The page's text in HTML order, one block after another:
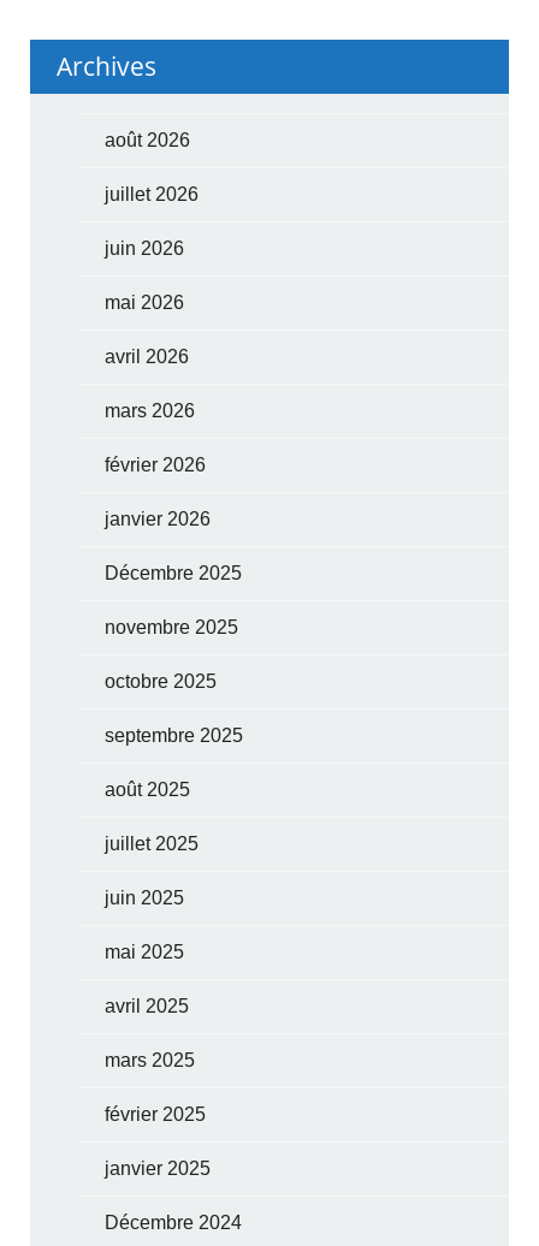
Archives
août 2026
juillet 2026
juin 2026
mai 2026
avril 2026
mars 2026
février 2026
janvier 2026
Décembre 2025
novembre 2025
octobre 2025
septembre 2025
août 2025
juillet 2025
juin 2025
mai 2025
avril 2025
mars 2025
février 2025
janvier 2025
Décembre 2024